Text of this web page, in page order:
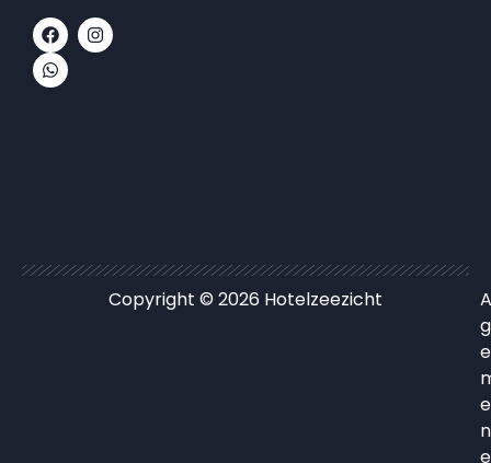
Copyright © 2026 Hotelzeezicht
g
e
e
n
e